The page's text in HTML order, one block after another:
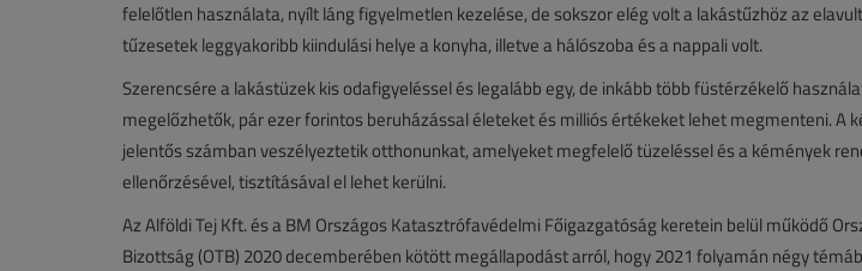
felelőtlen használata, nyílt láng figyelmetlen kezelése, de sokszor elég volt a lakástűzhöz az
tűzesetek leggyakoribb kiindulási helye a konyha, illetve a hálószoba és a nappali volt.
Szerencsére a lakástüzek kis odafigyeléssel és legalább egy, de inkább több füstérzékelő
megelőzhetők, pár ezer forintos beruházással életeket és milliós értékeket lehet megmenteni. A
jelentős számban veszélyeztetik otthonunkat, amelyeket megfelelő tüzeléssel és a kémények
ellenőrzésével, tisztításával el lehet kerülni.
Az Alföldi Tej Kft. és a BM Országos Katasztrófavédelmi Főigazgatóság keretein belül működő
Bizottság (OTB) 2020 decemberében kötött megállapodást arról, hogy 2021 folyamán négy